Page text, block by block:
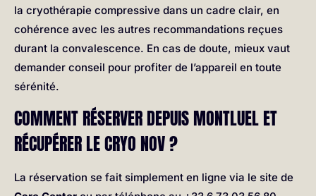
la cryothérapie compressive dans un cadre clair, en
cohérence avec les autres recommandations reçues
durant la convalescence. En cas de doute, mieux vaut
demander conseil pour profiter de l’appareil en toute
sérénité.
COMMENT RÉSERVER DEPUIS MONTLUEL ET
RÉCUPÉRER LE CRYO NOV ?
La réservation se fait simplement en ligne via le site de